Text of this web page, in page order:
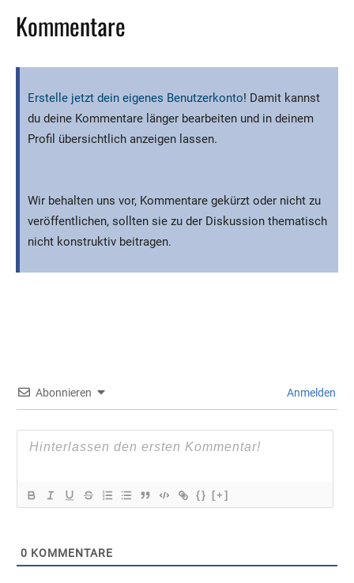
Kommentare
Erstelle jetzt dein eigenes Benutzerkonto! Damit kannst
du deine Kommentare länger bearbeiten und in deinem
Profil übersichtlich anzeigen lassen.
Wir behalten uns vor, Kommentare gekürzt oder nicht zu
veröffentlichen, sollten sie zu der Diskussion thematisch
nicht konstruktiv beitragen.
Abonnieren Anmelden
{} [+]
0 KOMMENTARE